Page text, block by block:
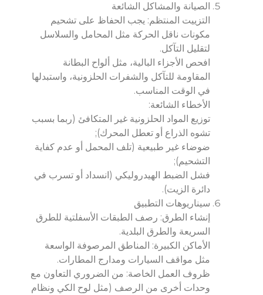
الصيانة والمشاكل الشائعة
التزييت المنتظم: يجب الحفاظ على تشحيم
مكونات ناقل الحركة مثل المحامل والسلاسل
لتقليل التآكل.
افحص الأجزاء البالية، مثل ألواح البطانة
المقاومة للتآكل والشفرات الحلزونية، واستبدلها
في الوقت المناسب.
الأخطاء الشائعة:
توزيع المواد الحلزونية غير المتكافئ (ربما بسبب
تشوه الذراع أو تعطل المحرك);
ضوضاء غير طبيعية (تلف المحمل أو عدم كفاية
التشحيم);
فشل الضبط الهيدروليكي (انسداد أو تسرب في
دائرة الزيت).
سيناريوهات التطبيق
إنشاء الطرق: رصف الطبقات الأسفلتية للطرق
السريعة والطرق البلدية.
الأماكن الكبيرة: المناطق المرصوفة الواسعة
مثل مواقف السيارات ومدارج المطارات.
ظروف العمل الخاصة: من الضروري التعاون مع
وحدات أخرى من الرصف (مثل لوح الكي ونظام